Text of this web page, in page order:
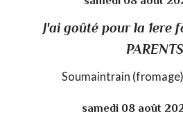
J'ai goûté pour la 1ere
PARENTS
Soumaintrain
samedi 08 août